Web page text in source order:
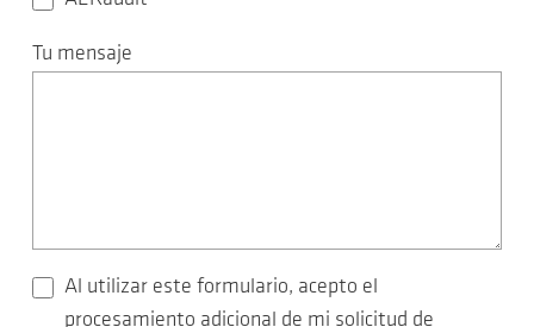
Tu mensaje
Al utilizar este formulario, acepto el
procesamiento adicional de mi solicitud de